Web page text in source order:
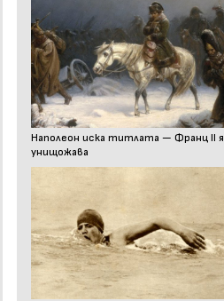
Наполеон иска титлата — Франц II я
унищожава